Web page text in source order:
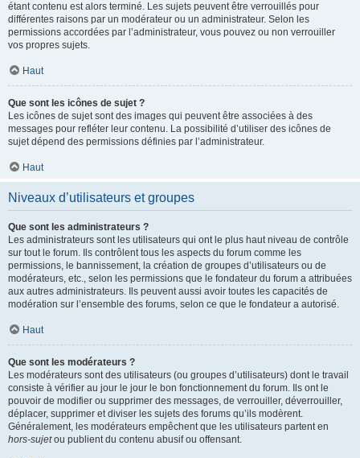
étant contenu est alors terminé. Les sujets peuvent être verrouillés pour
différentes raisons par un modérateur ou un administrateur. Selon les
permissions accordées par l’administrateur, vous pouvez ou non verrouiller
vos propres sujets.
Haut
Que sont les icônes de sujet ?
Les icônes de sujet sont des images qui peuvent être associées à des
messages pour refléter leur contenu. La possibilité d’utiliser des icônes de
sujet dépend des permissions définies par l’administrateur.
Haut
Niveaux d’utilisateurs et groupes
Que sont les administrateurs ?
Les administrateurs sont les utilisateurs qui ont le plus haut niveau de contrôle
sur tout le forum. Ils contrôlent tous les aspects du forum comme les
permissions, le bannissement, la création de groupes d’utilisateurs ou de
modérateurs, etc., selon les permissions que le fondateur du forum a attribuées
aux autres administrateurs. Ils peuvent aussi avoir toutes les capacités de
modération sur l’ensemble des forums, selon ce que le fondateur a autorisé.
Haut
Que sont les modérateurs ?
Les modérateurs sont des utilisateurs (ou groupes d’utilisateurs) dont le travail
consiste à vérifier au jour le jour le bon fonctionnement du forum. Ils ont le
pouvoir de modifier ou supprimer des messages, de verrouiller, déverrouiller,
déplacer, supprimer et diviser les sujets des forums qu’ils modèrent.
Généralement, les modérateurs empêchent que les utilisateurs partent en
hors-sujetou publient du contenu abusif ou offensant.